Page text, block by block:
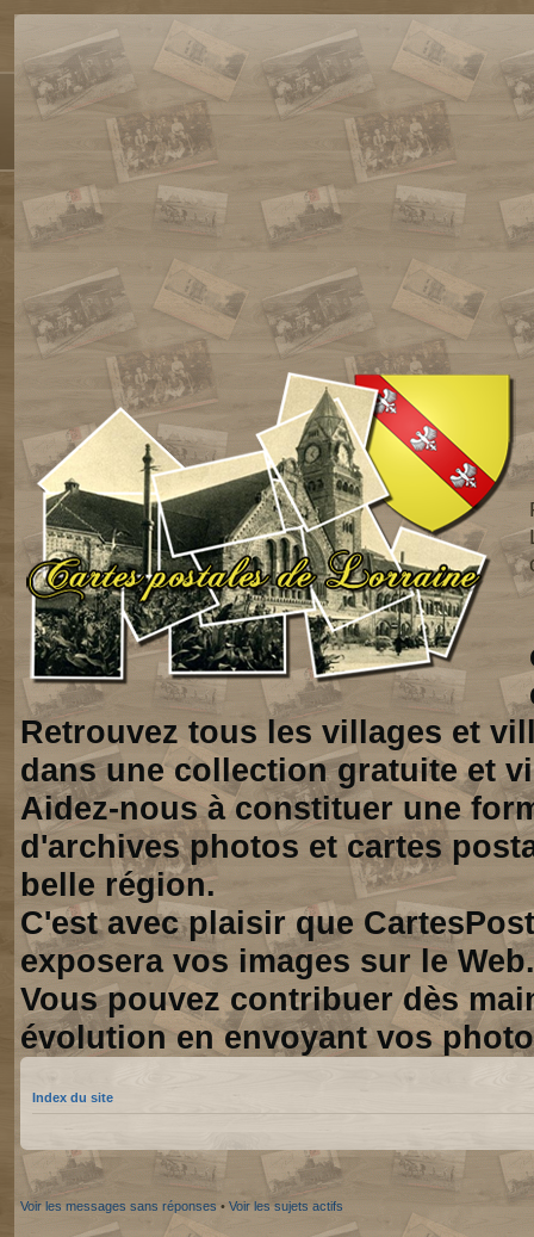
Retrouvez tous les villages et
dans une collection gratuite et
Aidez-nous à constituer une
d'archives photos et cartes
belle région.
C'est avec plaisir que
exposera vos images sur le Web.
Vous pouvez contribuer dès
évolution en envoyant vos
Index du site
Voir les messages sans réponses • Voir les sujets actifs